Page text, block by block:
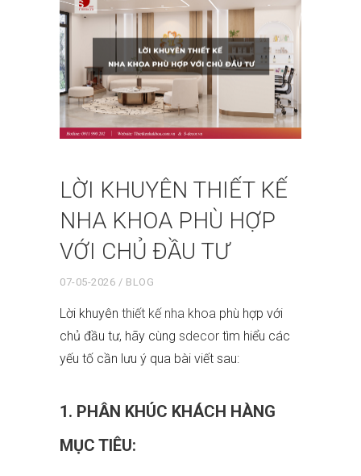
LỜI KHUYÊN THIẾT KẾ
NHA KHOA PHÙ HỢP
VỚI CHỦ ĐẦU TƯ
07-05-2026 BLOG
Lời khuyên thiết kế nha khoa phù hợp với
chủ đầu tư, hãy cùng sdecor tìm hiểu các
yếu tố cần lưu ý qua bài viết sau:
1. PHÂN KHÚC KHÁCH HÀNG
MỤC TIÊU: